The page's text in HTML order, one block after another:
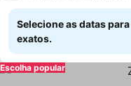
Selecione as datas
exatos.
Escolha popular